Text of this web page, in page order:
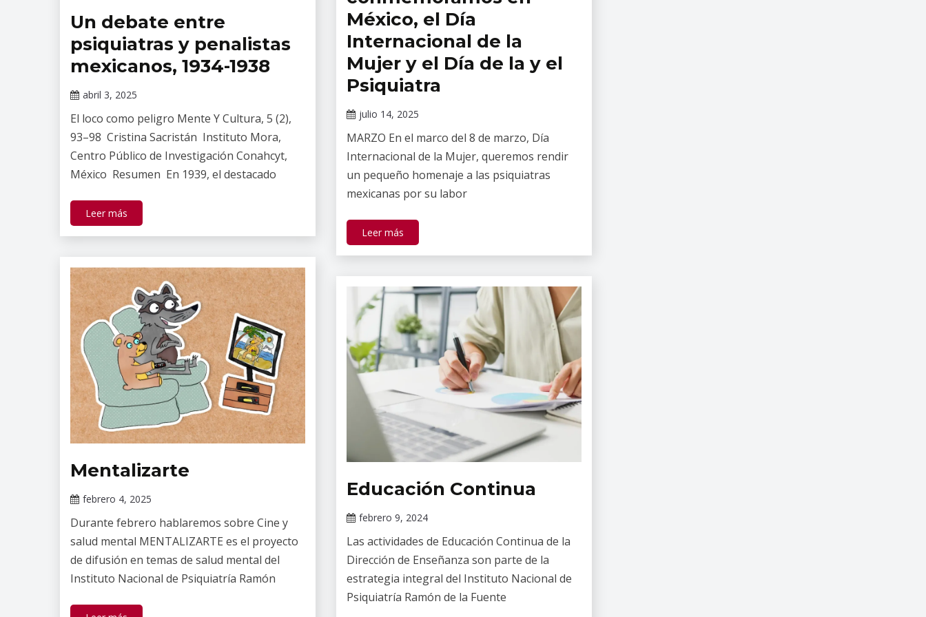
mental
México, el Día
Internacional de la
Mujer y el Día de la y el
Psiquiatra
julio 14, 2025
Gallardo
MARZO En el marco del 8 de marzo, Día
Internacional de la Mujer, queremos rendir
un pequeño homenaje a las psiquiatras
mexicanas por su labor
Leer más
Publicaciones
Un debate entre
psiquiatras y penalistas
mexicanos, 1934-1938
abril 3, 2025
Gallardo
El loco como peligro Mente Y Cultura, 5 (2),
93–98 Cristina Sacristán Instituto Mora,
Centro Público de Investigación Conahcyt,
México Resumen En 1939, el destacado
Leer más
Información
Mentalizarte
febrero 4, 2025
Gallardo
Durante febrero hablaremos sobre Cine y
salud mental MENTALIZARTE es el proyecto
de difusión en temas de salud mental del
Instituto Nacional de Psiquiatría Ramón
Cursos
en
línea
Educación Continua
febrero 9, 2024
Ramírez
Las actividades de Educación Continua de la
Dirección de Enseñanza son parte de la
estrategia integral del Instituto Nacional de
Psiquiatría Ramón de la Fuente